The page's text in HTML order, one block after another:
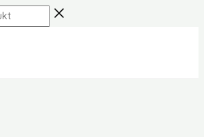
Zakres
cen: